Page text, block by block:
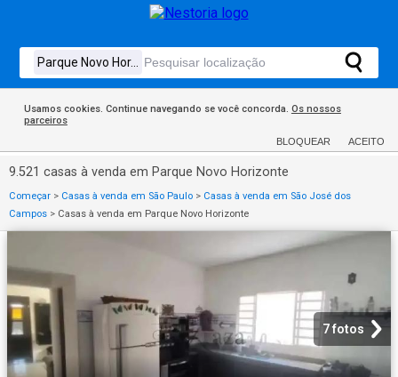
Usamos cookies. Continue navegando se você concorda. Os nossos
parceiros
BLOQUEAR ACEITO
9.521 casas à venda em Parque Novo Horizonte
Começar > Casas à venda em São Paulo > Casas à venda em São José dos
Campos > Casas à venda em Parque Novo Horizonte
7 fotos